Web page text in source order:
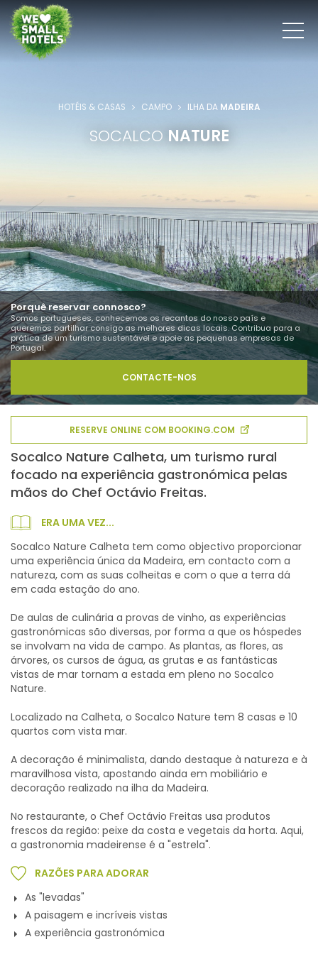
HOTÉIS & CASAS CAMPO ILHA DA MADEIRA
SOCALCO NATURE
Porquê reservar connosco?
Somos portugueses, conhecemos os recantos do nosso país e
queremos partilhar consigo as melhores dicas locais. Contribua para a
prática de um turismo sustentável e apoie as pequenas empresas de
Portugal.
CONTACTE-NOS
RESERVE ONLINE COM BOOKING.COM
Socalco Nature Calheta, um turismo rural
focado na experiência gastronómica pelas
mãos do Chef Octávio Freitas.
ERA UMA VEZ...
Socalco Nature Calheta tem como objectivo proporcionar
uma experiência única da Madeira, em contacto com a
natureza, com as suas colheitas e com o que a terra dá
em cada estação do ano.
De aulas de culinária a provas de vinho, as experiências
gastronómicas são diversas, por forma a que os hóspedes
se involvam na vida de campo. As plantas, as flores, as
árvores, os cursos de água, as grutas e as fantásticas
vistas de mar tornam a estada em pleno no Socalco
Nature.
Localizado na Calheta, o Socalco Nature tem 8 casas e 10
quartos com vista mar.
A decoração é minimalista, dando destaque à natureza e à
maravilhosa vista, apostando ainda em mobiliário e
decoração realizado na ilha da Madeira.
No restaurante, o Chef Octávio Freitas usa produtos
frescos da região: peixe da costa e vegetais da horta. Aqui,
a gastronomia madeirense é a "estrela".
RAZÕES PARA ADORAR
As "levadas"
A paisagem e incríveis vistas
A experiência gastronómica